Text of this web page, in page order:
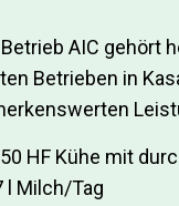
AIC gehört
Betrieben in
HF Kühe mit
l Milch/Tag